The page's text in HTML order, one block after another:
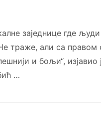
заједнице где људи
траже, али са правом
и бољи“, изјавио
…